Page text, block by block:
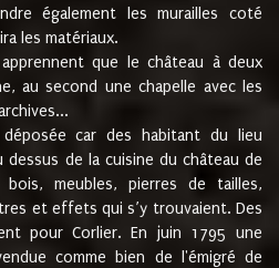
également les murailles coté
les matériaux.
que le château à deux
au second une chapelle avec les
car des habitant du lieu
de la cuisine du château de
meubles, pierres de tailles,
et effets qui s’y trouvaient. Des
pour Corlier. En juin 1795 une
comme bien de l'émigré de